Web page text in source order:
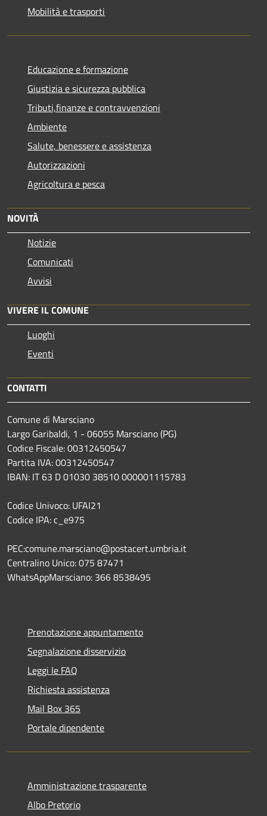
Mobilità e trasporti
Educazione e formazione
Giustizia e sicurezza pubblica
Tributi,finanze e contravvenzioni
Ambiente
Salute, benessere e assistenza
Autorizzazioni
Agricoltura e pesca
NOVITÀ
Notizie
Comunicati
Avvisi
VIVERE IL COMUNE
Luoghi
Eventi
CONTATTI
Comune di Marsciano
Largo Garibaldi, 1 - 06055 Marsciano (PG)
Codice Fiscale: 00312450547
Partita IVA: 00312450547
IBAN: IT 63 D 01030 38510 000001115783
Codice Univoco: UFAI21
Codice IPA: c_e975
PEC:comune.marsciano@postacert.umbria.it
Centralino Unico: 075 87471
WhatsAppMarsciano: 366 8538495
Prenotazione appuntamento
Segnalazione disservizio
Leggi le FAQ
Richiesta assistenza
Mail Box 365
Portale dipendente
Amministrazione trasparente
Albo Pretorio